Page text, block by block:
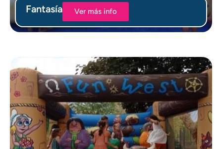
Fantasía Ver más info